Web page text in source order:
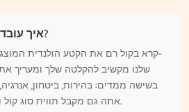
איך עובד דירוג הקול הולנדית?
קרא בקול רם את הקטע הולנדית המוצג
בשישה ממדים: בהירות, ביטחון,
אתה גם מקבל תווית סוג קול וטיפים מותאמים אישית.